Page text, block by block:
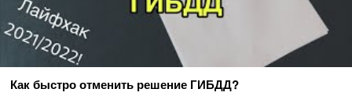
Как быстро отменить решение ГИБДД?